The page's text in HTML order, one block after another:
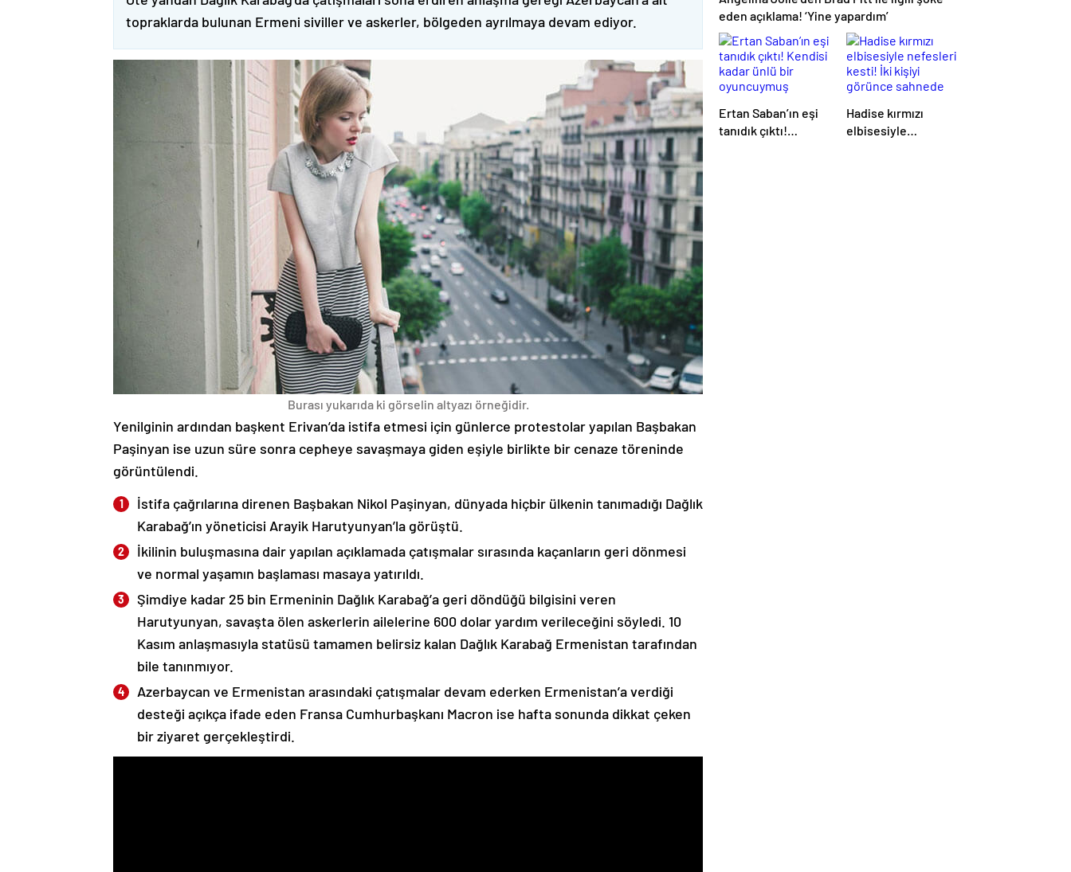
topraklarda bulunan Ermeni siviller ve askerler, bölgeden ayrılmaya devam ediyor.
Burası yukarıda ki görselin altyazı örneğidir.
Yenilginin ardından başkent Erivan’da istifa etmesi için günlerce protestolar yapılan Başbakan
Paşinyan ise uzun süre sonra cepheye savaşmaya giden eşiyle birlikte bir cenaze töreninde
görüntülendi.
İstifa çağrılarına direnen Başbakan Nikol Paşinyan, dünyada hiçbir ülkenin tanımadığı Dağlık
Karabağ’ın yöneticisi Arayik Harutyunyan’la görüştü.
İkilinin buluşmasına dair yapılan açıklamada çatışmalar sırasında kaçanların geri dönmesi
ve normal yaşamın başlaması masaya yatırıldı.
Şimdiye kadar 25 bin Ermeninin Dağlık Karabağ’a geri döndüğü bilgisini veren
Harutyunyan, savaşta ölen askerlerin ailelerine 600 dolar yardım verileceğini söyledi. 10
Kasım anlaşmasıyla statüsü tamamen belirsiz kalan Dağlık Karabağ Ermenistan tarafından
bile tanınmıyor.
Azerbaycan ve Ermenistan arasındaki çatışmalar devam ederken Ermenistan’a verdiği
desteği açıkça ifade eden Fransa Cumhurbaşkanı Macron ise hafta sonunda dikkat çeken
bir ziyaret gerçekleştirdi.
eden açıklama! ‘Yine yapardım’
Ertan Saban’ın eşi
tanıdık çıktı!
Hadise kırmızı
elbisesiyle